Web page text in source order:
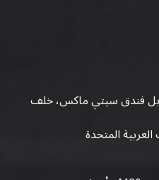
مقابل فندق سيتي ماكس، خلف